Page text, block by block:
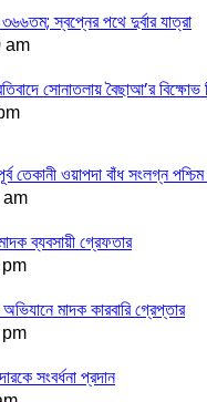
স্বপ্নের পথে দুর্বার যাত্রা
am
সোনাতলায় বৈছাআ’র বিক্ষোভ
তেকানী ওয়াপদা বাঁধ সংলগ্ন পশ্চিম
am
ব্যবসায়ী গ্রেফতার
মাদক কারবারি গ্রেপ্তার
সংবর্ধনা প্রদান